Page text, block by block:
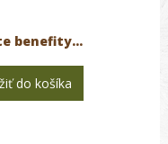
benefity...
do košíka